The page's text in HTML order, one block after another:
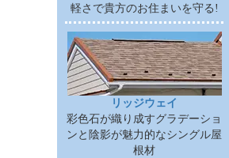
軽さで貴方のお住まいを守る!
リッジウェイ
彩色石が織り成すグラデーショ
ンと陰影が魅力的なシングル屋
根材